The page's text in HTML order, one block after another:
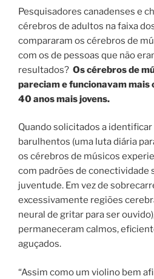
Pesquisadores canadenses e
cérebros de adultos na faixa
compararam os cérebros de
com os de pessoas que não
resultados? Os cérebros de
pareciam e funcionavam mais
40 anos mais jovens.
Quando solicitados a
barulhentos (uma luta diária
os cérebros de músicos
com padrões de conectividade
juventude. Em vez de
excessivamente regiões
neural de gritar para ser
permaneceram calmos,
aguçados.
“Assim como um violino bem